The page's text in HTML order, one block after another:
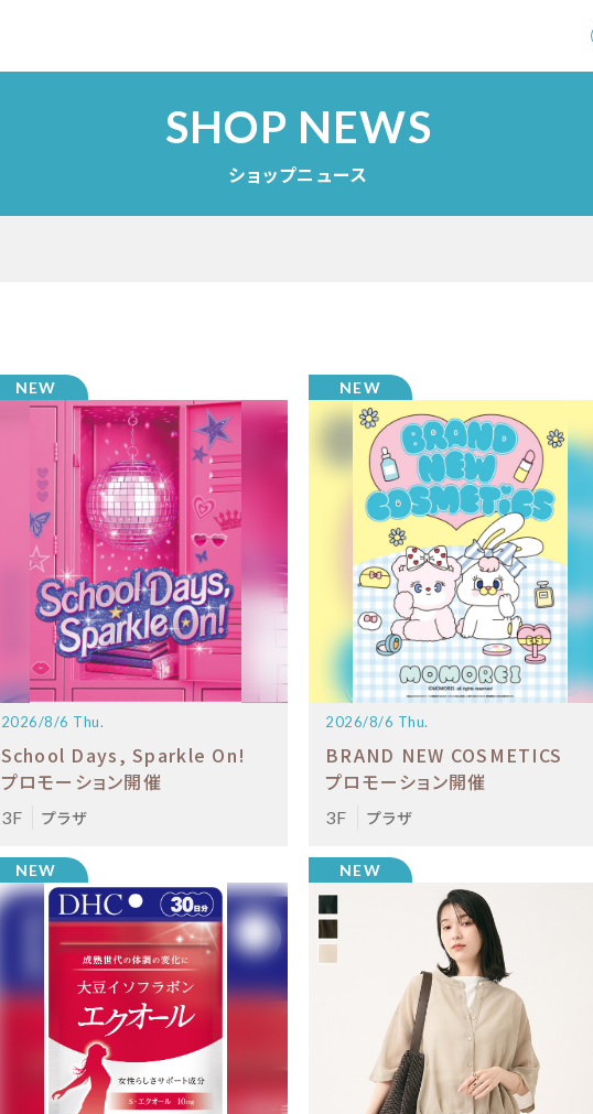
SHOP NEWS
ショップニュース
2026/8/6 Thu.
School Days, Sparkle On!
プロモーション開催
3F プラザ
2026/8/6 Thu.
BRAND NEW COSMETICS
プロモーション開催
3F プラザ